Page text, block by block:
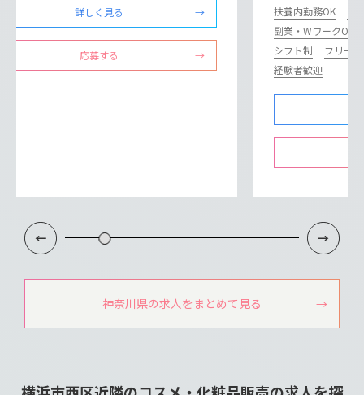
詳しく見る
応募する
扶養内勤務OK
副業・WワークOK
シフト制
フリー
経験者歓迎
神奈川県の求人をまとめて見る